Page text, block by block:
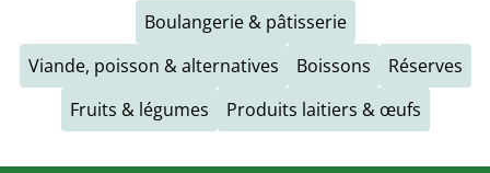
Boulangerie & pâtisserie
Viande, poisson & alternatives
Boissons
Réserves
Fruits & légumes
Produits laitiers & œufs